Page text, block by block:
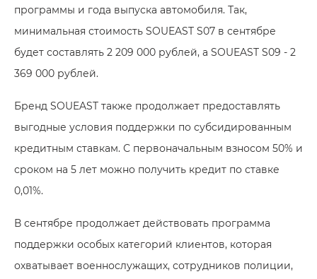
программы и года выпуска автомобиля. Так,
минимальная стоимость SOUEAST S07 в сентябре
будет составлять 2 209 000 рублей, а SOUEAST S09 - 2
369 000 рублей.
Бренд SOUEAST также продолжает предоставлять
выгодные условия поддержки по субсидированным
кредитным ставкам. С первоначальным взносом 50% и
сроком на 5 лет можно получить кредит по ставке
0,01%.
В сентябре продолжает действовать программа
поддержки особых категорий клиентов, которая
охватывает военнослужащих, сотрудников полиции,